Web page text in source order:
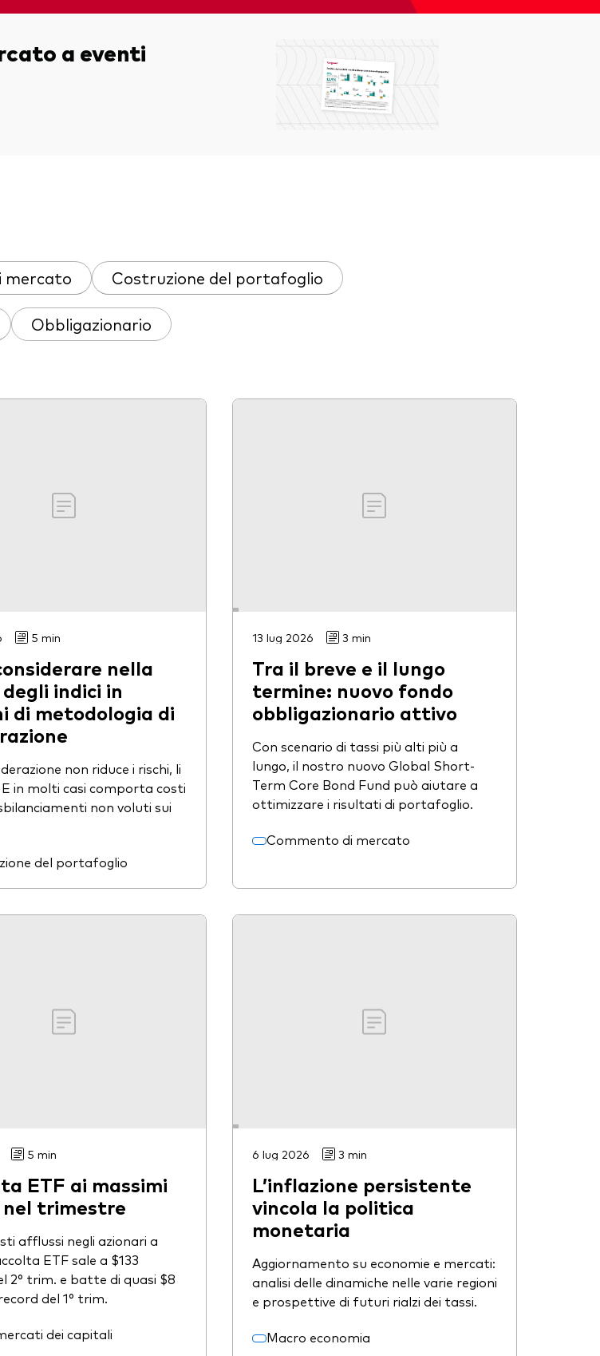
a eventi
mercato Costruzione del portafoglio
Obbligazionario
5 min
nella
indici in
di metodologia di
non riduce i rischi, li
in molti casi comporta costi
non voluti sui
del portafoglio
13 lug 2026 3 min
Tra il breve e il lungo
termine: nuovo fondo
obbligazionario attivo
Con scenario di tassi più alti più a
lungo, il nostro nuovo Global Short-
Term Core Bond Fund può aiutare a
ottimizzare i risultati di portafoglio.
Commento di mercato
5 min
ETF ai massimi
trimestre
afflussi negli azionari a
ETF sale a $133
2° trim. e batte di quasi $8
del 1° trim.
dei capitali
6 lug 2026 3 min
L’inflazione persistente
vincola la politica
monetaria
Aggiornamento su economie e mercati:
analisi delle dinamiche nelle varie regioni
e prospettive di futuri rialzi dei tassi.
Macro economia